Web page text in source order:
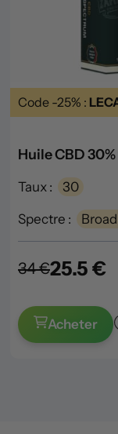
Code -25% :
Huile CBD
Taux : 30
Spectre :
34 €25.5 €
Acheter